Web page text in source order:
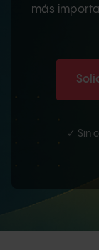
más
✓ Sin